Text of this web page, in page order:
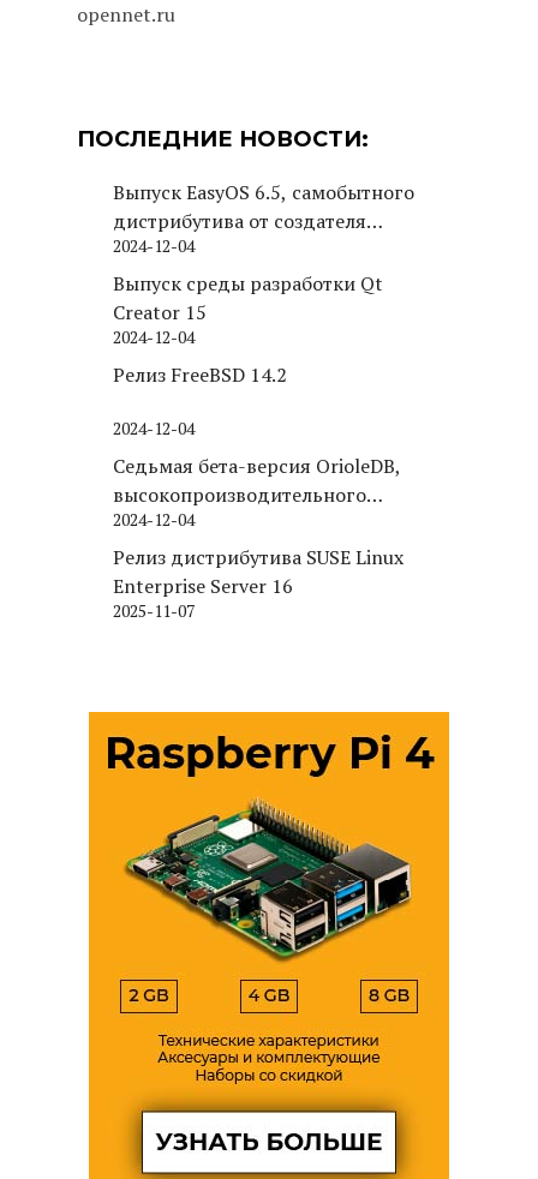
opennet.ru
ПОСЛЕДНИЕ НОВОСТИ:
Выпуск EasyOS 6.5, самобытного
дистрибутива от создателя
Puppy Linux
2024-12-04
Выпуск среды разработки Qt
Creator 15
2024-12-04
Релиз FreeBSD 14.2
2024-12-04
Седьмая бета-версия OrioleDB,
высокопроизводительного
движка хранения для PostgreSQL
2024-12-04
Релиз дистрибутива SUSE Linux
Enterprise Server 16
2025-11-07